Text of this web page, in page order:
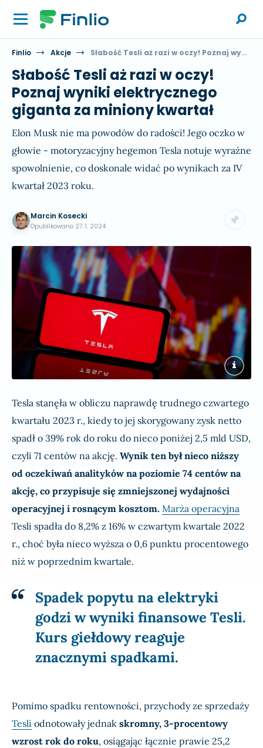
Finlio Akcje Słabość Tesli aż razi w oczy! Poznaj wyniki elektrycznego giganta za miniony kwartał
Słabość Tesli aż razi w oczy!
Poznaj wyniki elektrycznego
giganta za miniony kwartał
Elon Musk nie ma powodów do radości! Jego oczko w
głowie - motoryzacyjny hegemon Tesla notuje wyraźne
spowolnienie, co doskonale widać po wynikach za IV
kwartał 2023 roku.
Marcin Kosecki
Opublikowano 27. 1. 2024
Tesla stanęła w obliczu naprawdę trudnego czwartego
kwartału 2023 r., kiedy to jej skorygowany zysk netto
spadł o 39% rok do roku do nieco poniżej 2,5 mld USD,
czyli 71 centów na akcję. Wynik ten był nieco niższy
od oczekiwań analityków na poziomie 74 centów na
akcję, co przypisuje się zmniejszonej wydajności
operacyjnej i rosnącym kosztom. Marża operacyjna
Tesli spadła do 8,2% z 16% w czwartym kwartale 2022
r., choć była nieco wyższa o 0,6 punktu procentowego
niż w poprzednim kwartale.
Spadek popytu na elektryki
godzi w wyniki finansowe Tesli.
Kurs giełdowy reaguje
znacznymi spadkami.
Pomimo spadku rentowności, przychody ze sprzedaży
Tesli odnotowały jednak skromny, 3-procentowy
wzrost rok do roku, osiągając łącznie prawie 25,2